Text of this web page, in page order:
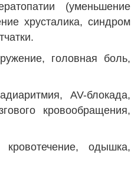
(уменьшение
хрусталика, синдром
головная боль,
AV-блокада,
кровообращения,
одышка,